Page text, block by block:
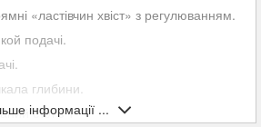
«ластівчин хвіст» з регулюванням.
подачі.
глибини.
стіл з Т
інформації ...